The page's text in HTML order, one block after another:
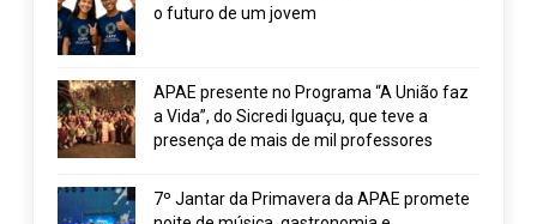
o futuro de um jovem
APAE presente no Programa “A União faz
a Vida”, do Sicredi Iguaçu, que teve a
presença de mais de mil professores
7º Jantar da Primavera da APAE promete